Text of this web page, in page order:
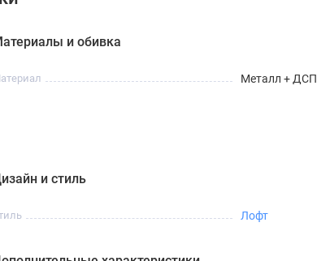
и обивка
Металл + ДСП
и стиль
Лофт